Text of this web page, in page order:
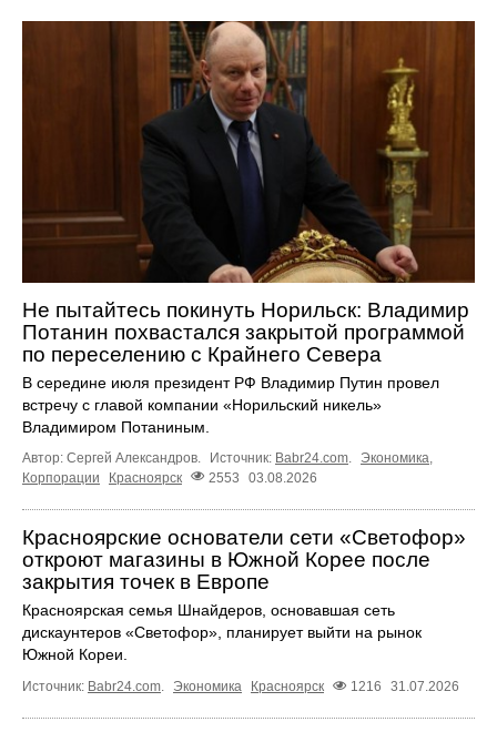
Не пытайтесь покинуть Норильск: Владимир
Потанин похвастался закрытой программой
по переселению с Крайнего Севера
В середине июля президент РФ Владимир Путин провел
встречу с главой компании «Норильский никель»
Владимиром Потаниным.
Автор: Сергей Александров. Источник: Babr24.com. Экономика,
Корпорации
Красноярск 2553 03.08.2026
Красноярские основатели сети «Светофор»
откроют магазины в Южной Корее после
закрытия точек в Европе
Красноярская семья Шнайдеров, основавшая сеть
дискаунтеров «Светофор», планирует выйти на рынок
Южной Кореи.
Источник: Babr24.com Экономика Красноярск 1216 31.07.2026